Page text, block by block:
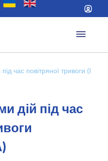
час повітряної тривоги
дій під час